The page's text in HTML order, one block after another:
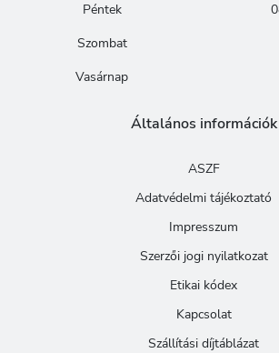
Péntek
Szombat
Vasárnap
Általános információk
ASZF
Adatvédelmi tájékoztató
Impresszum
Szerzői jogi nyilatkozat
Etikai kódex
Kapcsolat
Szállítási díjtáblázat